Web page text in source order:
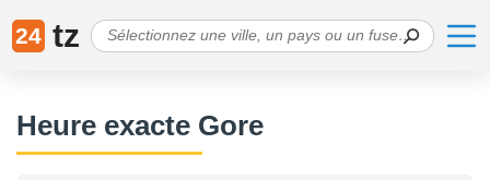
24 tz
Heure exacte Gore